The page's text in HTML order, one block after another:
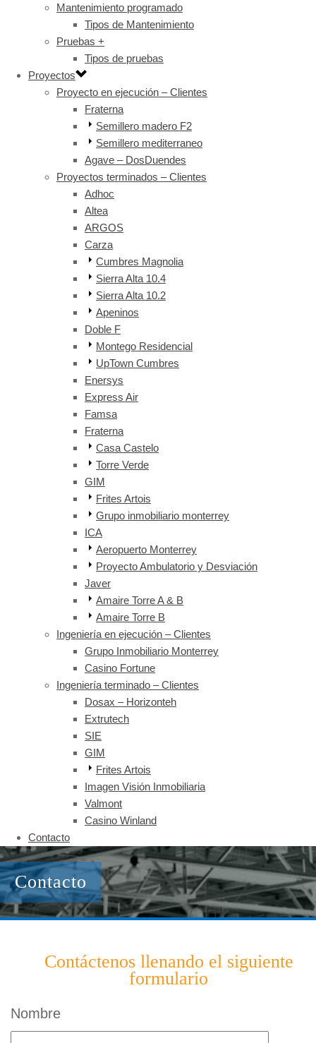
Mantenimiento programado
Tipos de Mantenimiento
Pruebas +
Tipos de pruebas
Proyectos
Proyecto en ejecución – Clientes
Fraterna
Semillero madero F2
Semillero mediterraneo
Agave – DosDuendes
Proyectos terminados – Clientes
Adhoc
Altea
ARGOS
Carza
Cumbres Magnolia
Sierra Alta 10.4
Sierra Alta 10.2
Apeninos
Doble F
Montego Residencial
UpTown Cumbres
Enersys
Express Air
Famsa
Fraterna
Casa Castelo
Torre Verde
GIM
Frites Artois
Grupo inmobiliario monterrey
ICA
Aeropuerto Monterrey
Proyecto Ambulatorio y Desviación
Javer
Amaire Torre A & B
Amaire Torre B
Ingeniería en ejecución – Clientes
Grupo Inmobiliario Monterrey
Casino Fortune
Ingeniería terminado – Clientes
Dosax – Horizonteh
Extrutech
SIE
GIM
Frites Artois
Imagen Visión Inmobiliaria
Valmont
Casino Winland
Contacto
Contacto
Contáctenos llenando el siguiente
formulario
Nombre